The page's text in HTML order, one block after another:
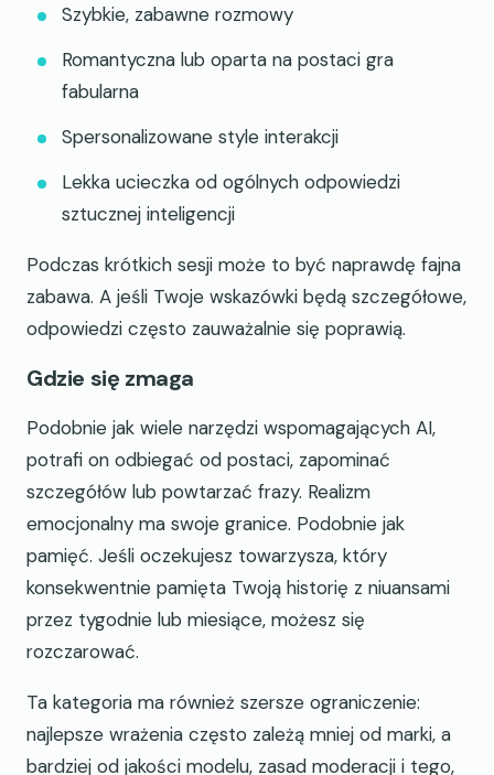
Szybkie, zabawne rozmowy
Romantyczna lub oparta na postaci gra
fabularna
Spersonalizowane style interakcji
Lekka ucieczka od ogólnych odpowiedzi
sztucznej inteligencji
Podczas krótkich sesji może to być naprawdę fajna
zabawa. A jeśli Twoje wskazówki będą szczegółowe,
odpowiedzi często zauważalnie się poprawią.
Gdzie się zmaga
Podobnie jak wiele narzędzi wspomagających AI,
potrafi on odbiegać od postaci, zapominać
szczegółów lub powtarzać frazy. Realizm
emocjonalny ma swoje granice. Podobnie jak
pamięć. Jeśli oczekujesz towarzysza, który
konsekwentnie pamięta Twoją historię z niuansami
przez tygodnie lub miesiące, możesz się
rozczarować.
Ta kategoria ma również szersze ograniczenie:
najlepsze wrażenia często zależą mniej od marki, a
bardziej od jakości modelu, zasad moderacji i tego,